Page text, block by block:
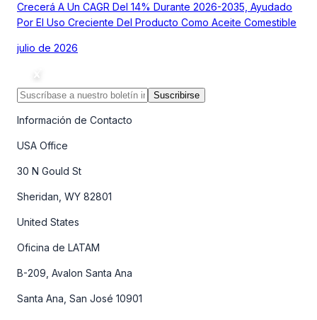
Crecerá A Un CAGR Del 14% Durante 2026-2035, Ayudado
Por El Uso Creciente Del Producto Como Aceite Comestible
julio de 2026
Suscribirse
Información de Contacto
USA Office
30 N Gould St
Sheridan, WY 82801
United States
Oficina de LATAM
B-209, Avalon Santa Ana
Santa Ana, San José 10901